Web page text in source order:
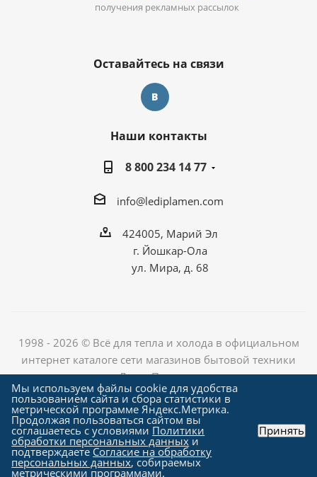
получения рекламных рассылок
Оставайтесь на связи
Наши контакты
8 800 234 14 77
info@lediplamen.com
424005, Марий Эл
г. Йошкар-Ола
ул. Мира, д. 68
1998 - 2026 © Всё для тепла и холода в официальном
интернет каталоге сети магазинов бытовой техники
«Лед и Пламень»
Создание сайта компания
"Алроникс"
Мы используем файлы cookie для удобства
пользованием сайта и сбора статистики в
метрической программе Яндекс.Метрика.
Продолжая пользоваться сайтом вы
соглашаетесь с условиями Политики
обработки персональных данных и
подтверждаете Согласие на обработку
персональных данных, собираемых
метрическими программами.
Принять